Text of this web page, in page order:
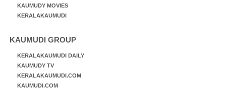
KAUMUDY MOVIES
KERALAKAUMUDI
KAUMUDI GROUP
KERALAKAUMUDI DAILY
KAUMUDY TV
KERALAKAUMUDI.COM
KAUMUDI.COM